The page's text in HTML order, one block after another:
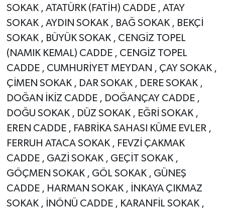
SOKAK , ATATÜRK (FATİH) CADDE , ATAY
SOKAK , AYDIN SOKAK , BAĞ SOKAK , BEKÇİ
SOKAK , BÜYÜK SOKAK , CENGİZ TOPEL
(NAMIK KEMAL) CADDE , CENGİZ TOPEL
CADDE , CUMHURİYET MEYDAN , ÇAY SOKAK ,
ÇİMEN SOKAK , DAR SOKAK , DERE SOKAK ,
DOĞAN İKİZ CADDE , DOĞANÇAY CADDE ,
DOĞU SOKAK , DÜZ SOKAK , EĞRİ SOKAK ,
EREN CADDE , FABRİKA SAHASI KÜME EVLER ,
FERRUH ATACA SOKAK , FEVZİ ÇAKMAK
CADDE , GAZİ SOKAK , GEÇİT SOKAK ,
GÖÇMEN SOKAK , GÖL SOKAK , GÜNEŞ
CADDE , HARMAN SOKAK , İNKAYA ÇIKMAZ
SOKAK , İNÖNÜ CADDE , KARANFİL SOKAK ,